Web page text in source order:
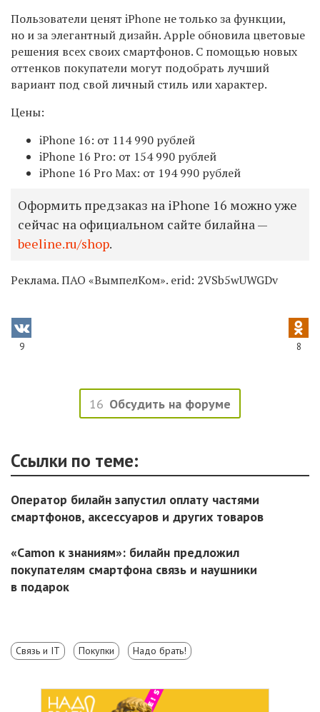
Пользователи ценят iPhone не только за функции,
но и за элегантный дизайн. Apple обновила цветовые
решения всех своих смартфонов. С помощью новых
оттенков покупатели могут подобрать лучший
вариант под свой личный стиль или характер.
Цены:
iPhone 16: от 114990 рублей
iPhone 16 Pro: от 154990 рублей
iPhone 16 Pro Max: от 194990 рублей
Оформить предзаказ на iPhone 16 можно уже
сейчас на официальном сайте билайна —
beeline.ru/shop.
Реклама. ПАО «ВымпелКом». erid: 2VSb5wUWGDv
9 8
16 Обсудить на форуме
Ссылки по теме:
Оператор билайн запустил оплату частями
смартфонов, аксессуаров и других товаров
«Camon к знаниям»: билайн предложил
покупателям смартфона связь и наушники
в подарок
Связь и IT Покупки Надо брать!